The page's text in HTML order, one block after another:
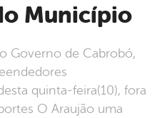
Município
quinta-feira(10), fora
O Araujão uma